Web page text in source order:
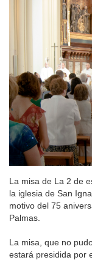
La misa de La 2 de
la iglesia de San
motivo del 75
Palmas.
La misa, que no
estará presidida por